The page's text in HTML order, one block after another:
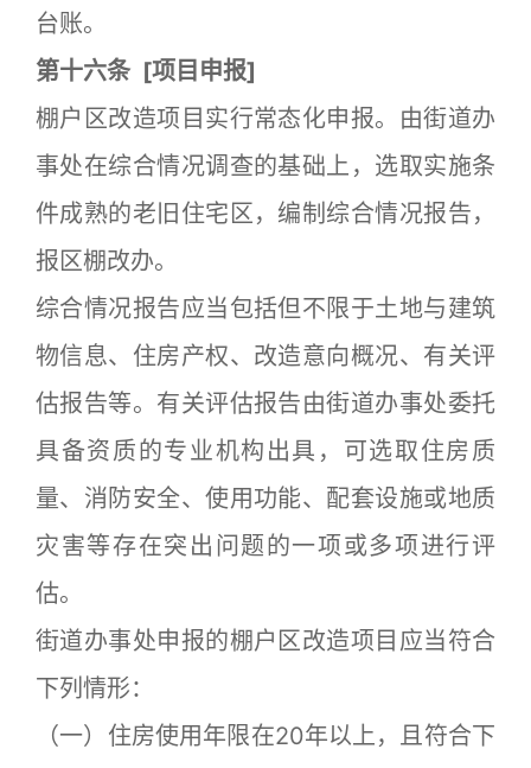
台账。
第十六条 [项目申报]
棚户区改造项目实行常态化申报。由街道办
事处在综合情况调查的基础上，选取实施条
件成熟的老旧住宅区，编制综合情况报告，
报区棚改办。
综合情况报告应当包括但不限于土地与建筑
物信息、住房产权、改造意向概况、有关评
估报告等。有关评估报告由街道办事处委托
具备资质的专业机构出具，可选取住房质
量、消防安全、使用功能、配套设施或地质
灾害等存在突出问题的一项或多项进行评
估。
街道办事处申报的棚户区改造项目应当符合
下列情形：
（一）住房使用年限在20年以上，且符合下